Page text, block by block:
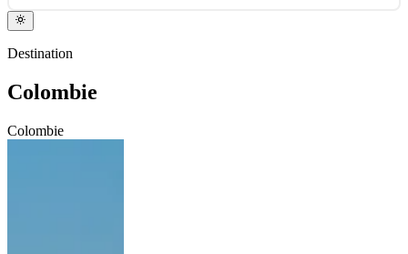
Destination
Colombie
Colombie